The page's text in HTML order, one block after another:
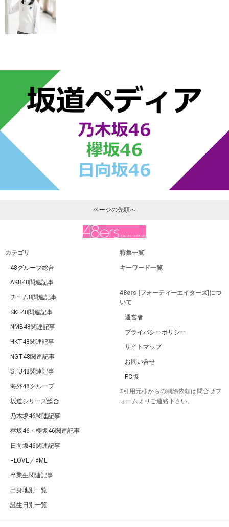
ページの先頭へ
カテゴリ
48グループ総合
AKB48関連記事
チーム8関連記事
SKE48関連記事
NMB48関連記事
HKT48関連記事
NGT48関連記事
STU48関連記事
海外48グループ
坂道シリーズ総合
乃木坂46関連記事
欅坂46・櫻坂46関連記事
日向坂46関連記事
=LOVE／≠ME
卒業生関連記事
出身地別一覧
誕生日別一覧
特集一覧
キーワード一覧
48ers [フォーティーエイターズ]につ
いて
運営者
プライバシーポリシー
サイトマップ
お問い合せ
PC版
※引用元様からの削除依頼は問合せフ
ォームよりご連絡下さい。